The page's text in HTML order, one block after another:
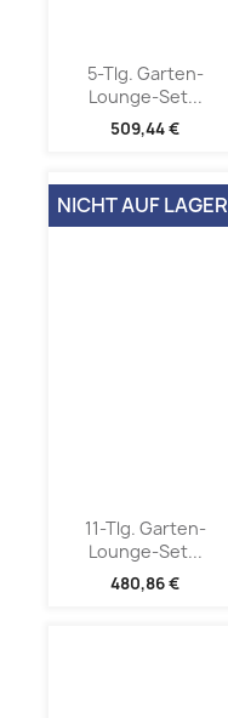
5-Tlg. Garten-
Lounge-Set...
509,44 €
11-Tlg. Garten-
Lounge-Set...
480,86 €
NICHT AUF LAGER